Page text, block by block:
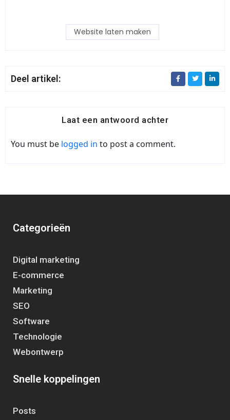
Website laten maken
Deel artikel:
Laat een antwoord achter
You must be logged in to post a comment.
Categorieën
Digital marketing
E-commerce
Marketing
SEO
Software
Technologie
Webontwerp
Snelle koppelingen
Posts